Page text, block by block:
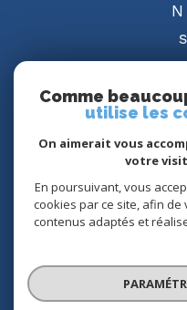
Comme
utilise les
On aimerait vous
votre
En poursuivant, vous
cookies par ce site, afin
contenus adaptés et